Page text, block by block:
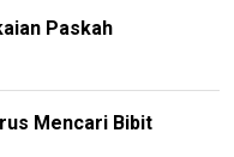
Paskah
Mencari Bibit